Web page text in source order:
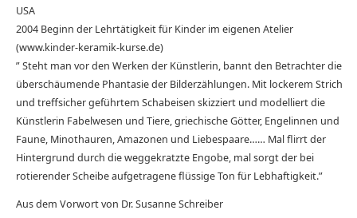
USA
2004 Beginn der Lehrtätigkeit für Kinder im eigenen Atelier
(www.kinder-keramik-kurse.de)
” Steht man vor den Werken der Künstlerin, bannt den Betrachter die
überschäumende Phantasie der Bilderzählungen. Mit lockerem Strich
und treffsicher geführtem Schabeisen skizziert und modelliert die
Künstlerin Fabelwesen und Tiere, griechische Götter, Engelinnen und
Faune, Minothauren, Amazonen und Liebespaare…… Mal flirrt der
Hintergrund durch die weggekratzte Engobe, mal sorgt der bei
rotierender Scheibe aufgetragene flüssige Ton für Lebhaftigkeit.”
Aus dem Vorwort von Dr. Susanne Schreiber